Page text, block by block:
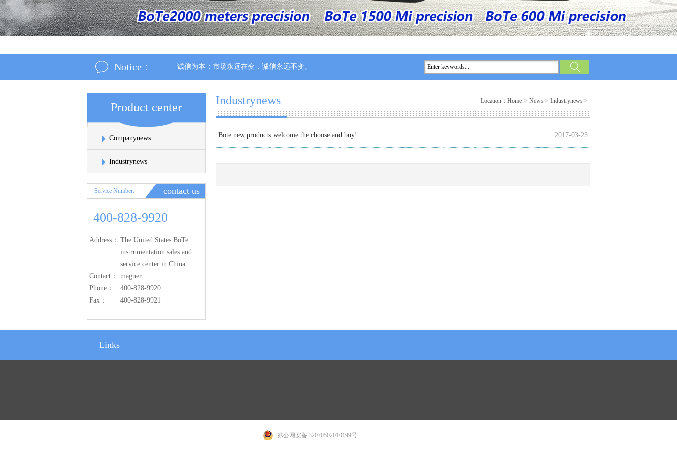
Notice： 诚信为本：市场永远在变，诚信永远不变。
Product center
Companynews
Industrynews
Service Number: contact us
400-828-9920
Address： The United States BoTe
instrumentation sales and
service center in China
Contact：
magner
Phone：
400-828-9920
Fax：
400-828-9921
Industrynews Location： Home > News > Industrynews >
2017-03-23
Bote new products welcome the choose and buy!
Links
苏公网安备 32070502010199号